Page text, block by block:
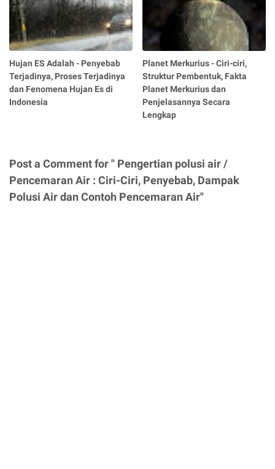
Hujan ES Adalah - Penyebab
Terjadinya, Proses Terjadinya
dan Fenomena Hujan Es di
Indonesia
Planet Merkurius - Ciri-ciri,
Struktur Pembentuk, Fakta
Planet Merkurius dan
Penjelasannya Secara
Lengkap
Post a Comment for " Pengertian polusi air /
Pencemaran Air : Ciri-Ciri, Penyebab, Dampak
Polusi Air dan Contoh Pencemaran Air"